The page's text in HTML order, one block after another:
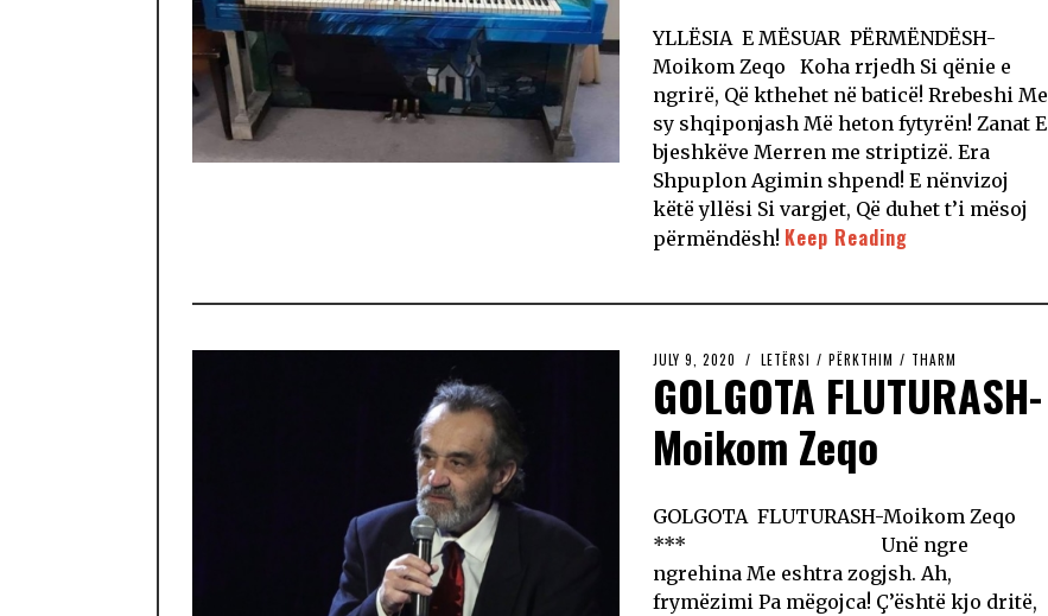
YLLËSIA E MËSUAR PËRMËNDËSH-
Moikom Zeqo Koha rrjedh Si qënie e
ngrirë, Që kthehet në baticë! Rrebeshi Me
sy shqiponjash Më heton fytyrën! Zanat E
bjeshkëve Merren me striptizë. Era
Shpuplon Agimin shpend! E nënvizoj
këtë yllësi Si vargjet, Që duhet t’i mësoj
përmëndësh! Keep Reading
JULY 9, 2020 LETËRSI / PËRKTHIM / THARM
GOLGOTA FLUTURASH-
Moikom Zeqo
GOLGOTA FLUTURASH-Moikom Zeqo
*** Unë ngre
ngrehina Me eshtra zogjsh. Ah,
frymëzimi Pa mëgojca! Ç’është kjo dritë,